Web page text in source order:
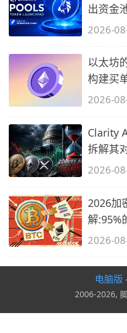
出资金
2026-
以太坊
构建买
2026-
Clarity
拆解其
2026-
2026加
解:95%
2026-
电脑版 -
2006-2026,